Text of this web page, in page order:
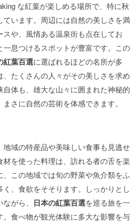
な紅葉が楽しめる場所で、特に秋
ています。周辺には自然の美しさを満
や、風情ある温泉街も点在してお
一息つけるスポットが豊富です。この
紅葉百選に選ばれるほどの名所が多
、たくさんの人々がその美しさを求め
体も、雄大な山々に囲まれた神秘的
さに自然の芸術を体感できます。
域の特産品や美味しい食事も見逃せ
材を使った料理は、訪れる者の舌を楽
、この地域では旬の野菜や魚介類をふ
く、食欲をそそります。しっかりとし
がら、 日本の紅葉百選を巡る旅を一
。食べ物が観光体験に多大な影響を与